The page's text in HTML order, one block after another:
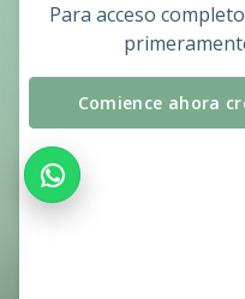
Para acceso
Comience ahora